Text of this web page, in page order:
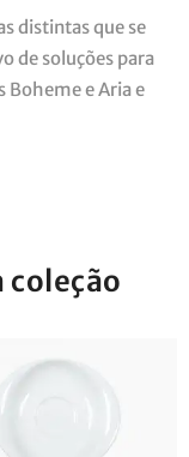
distintas que se
de soluções para
Boheme e Aria e
coleção